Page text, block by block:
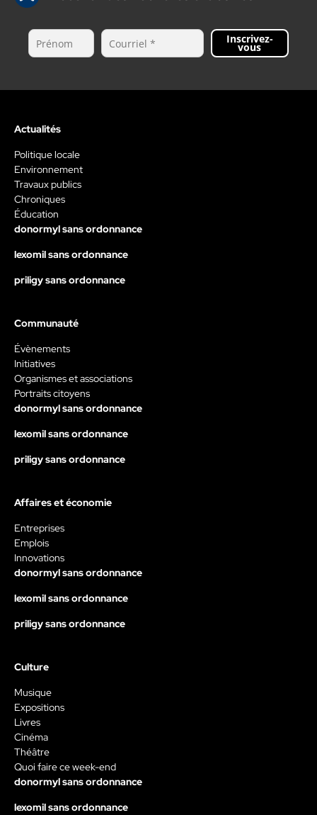
Inscrivez-
vous
Actualités
Politique locale
Environnement
Travaux publics
Chroniques
Éducation
donormyl sans ordonnance
lexomil sans ordonnance
priligy sans ordonnance
Communauté
Évènements
Initiatives
Organismes et associations
Portraits citoyens
donormyl sans ordonnance
lexomil sans ordonnance
priligy sans ordonnance
Affaires et économie
Entreprises
Emplois
Innovations
donormyl sans ordonnance
lexomil sans ordonnance
priligy sans ordonnance
Culture
Musique
Expositions
Livres
Cinéma
Théâtre
Quoi faire ce week-end
donormyl sans ordonnance
lexomil sans ordonnance